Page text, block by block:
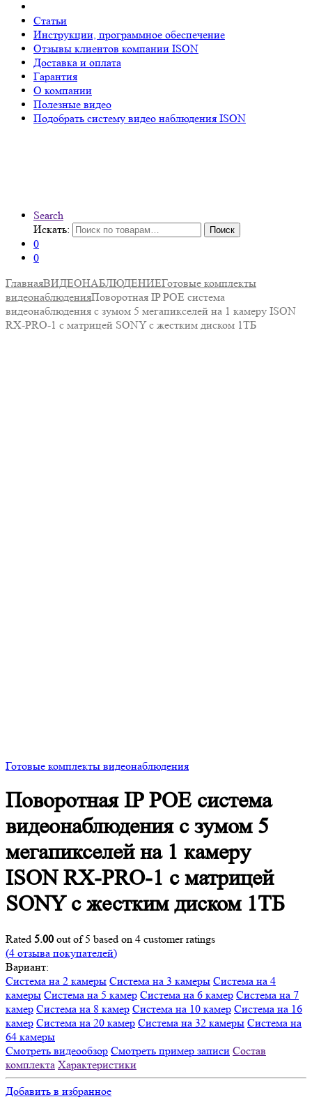
Статьи
Инструкции, программное обеспечение
Отзывы клиентов компании ISON
Доставка и оплата
Гарантия
О компании
Полезные видео
Подобрать систему видео наблюдения ISON
Search
Искать:
Поиск
0
0
ГлавнаяВИДЕОНАБЛЮДЕНИЕГотовые комплекты
видеонаблюденияПоворотная IP POE система
видеонаблюдения с зумом 5 мегапикселей на 1 камеру ISON
RX-PRO-1 с матрицей SONY с жестким диском 1ТБ
Готовые комплекты видеонаблюдения
Поворотная IP POE система
видеонаблюдения с зумом 5
мегапикселей на 1 камеру
ISON RX-PRO-1 с матрицей
SONY с жестким диском 1ТБ
Rated 5.00 out of 5 based on 4 customer ratings
(4 отзыва покупателей)
Вариант:
Система на 2 камеры Система на 3 камеры Система на 4
камеры Система на 5 камер Система на 6 камер Система на 7
камер Система на 8 камер Система на 10 камер Система на 16
камер Система на 20 камер Система на 32 камеры Система на
64 камеры
Смотреть видеообзор Смотреть пример записи Состав
комплекта Характеристики
Добавить в избранное